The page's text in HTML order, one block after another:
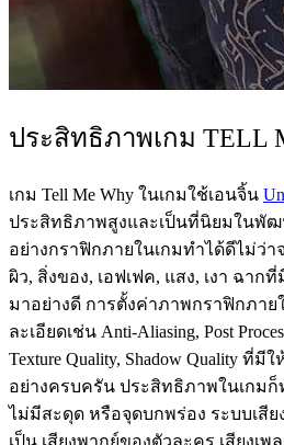
ประสิทธิภาพเกม TELL
เกม Tell Me Why ในเกมใช้เอนจิ้น
ประสิทธิภาพสูงและเป็นที่นิยมในพั
อย่างกราฟิกภายในเกมทำได้ดีไม่ว่า
ผิว, สิ่งของ, เอฟเฟค, แสง, เงา ฉาก
มาอย่างดี การตั้งค่าภาพกราฟิกภาย
ละเอียดเช่น Anti-Aliasing, Post
Texture Quality, Shadow Quality ที่
อย่างครบครัน ประสิทธิภาพในเกม
ไม่มีสะดุด หรือจุดบกพร่อง ระบบเสีย